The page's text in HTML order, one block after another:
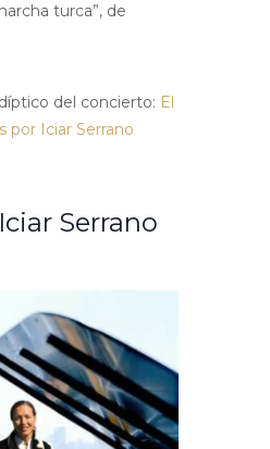
turca”, de
del concierto: El
por Iciar Serrano
Serrano